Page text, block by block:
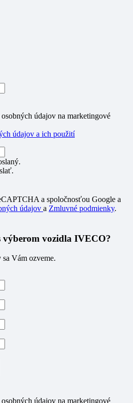
údajov na marketingové
údajov a ich použití
a spoločnosťou Google a
údajov a Zmluvné podmienky.
vozidla IVECO?
Vám ozveme.
údajov na marketingové